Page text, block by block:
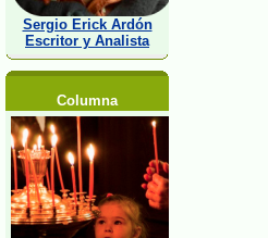
Sergio Erick Ardón
Escritor y Analista
Columna